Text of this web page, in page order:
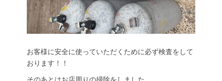
お客様に安全に使っていただくために必ず検査をして
おります！！